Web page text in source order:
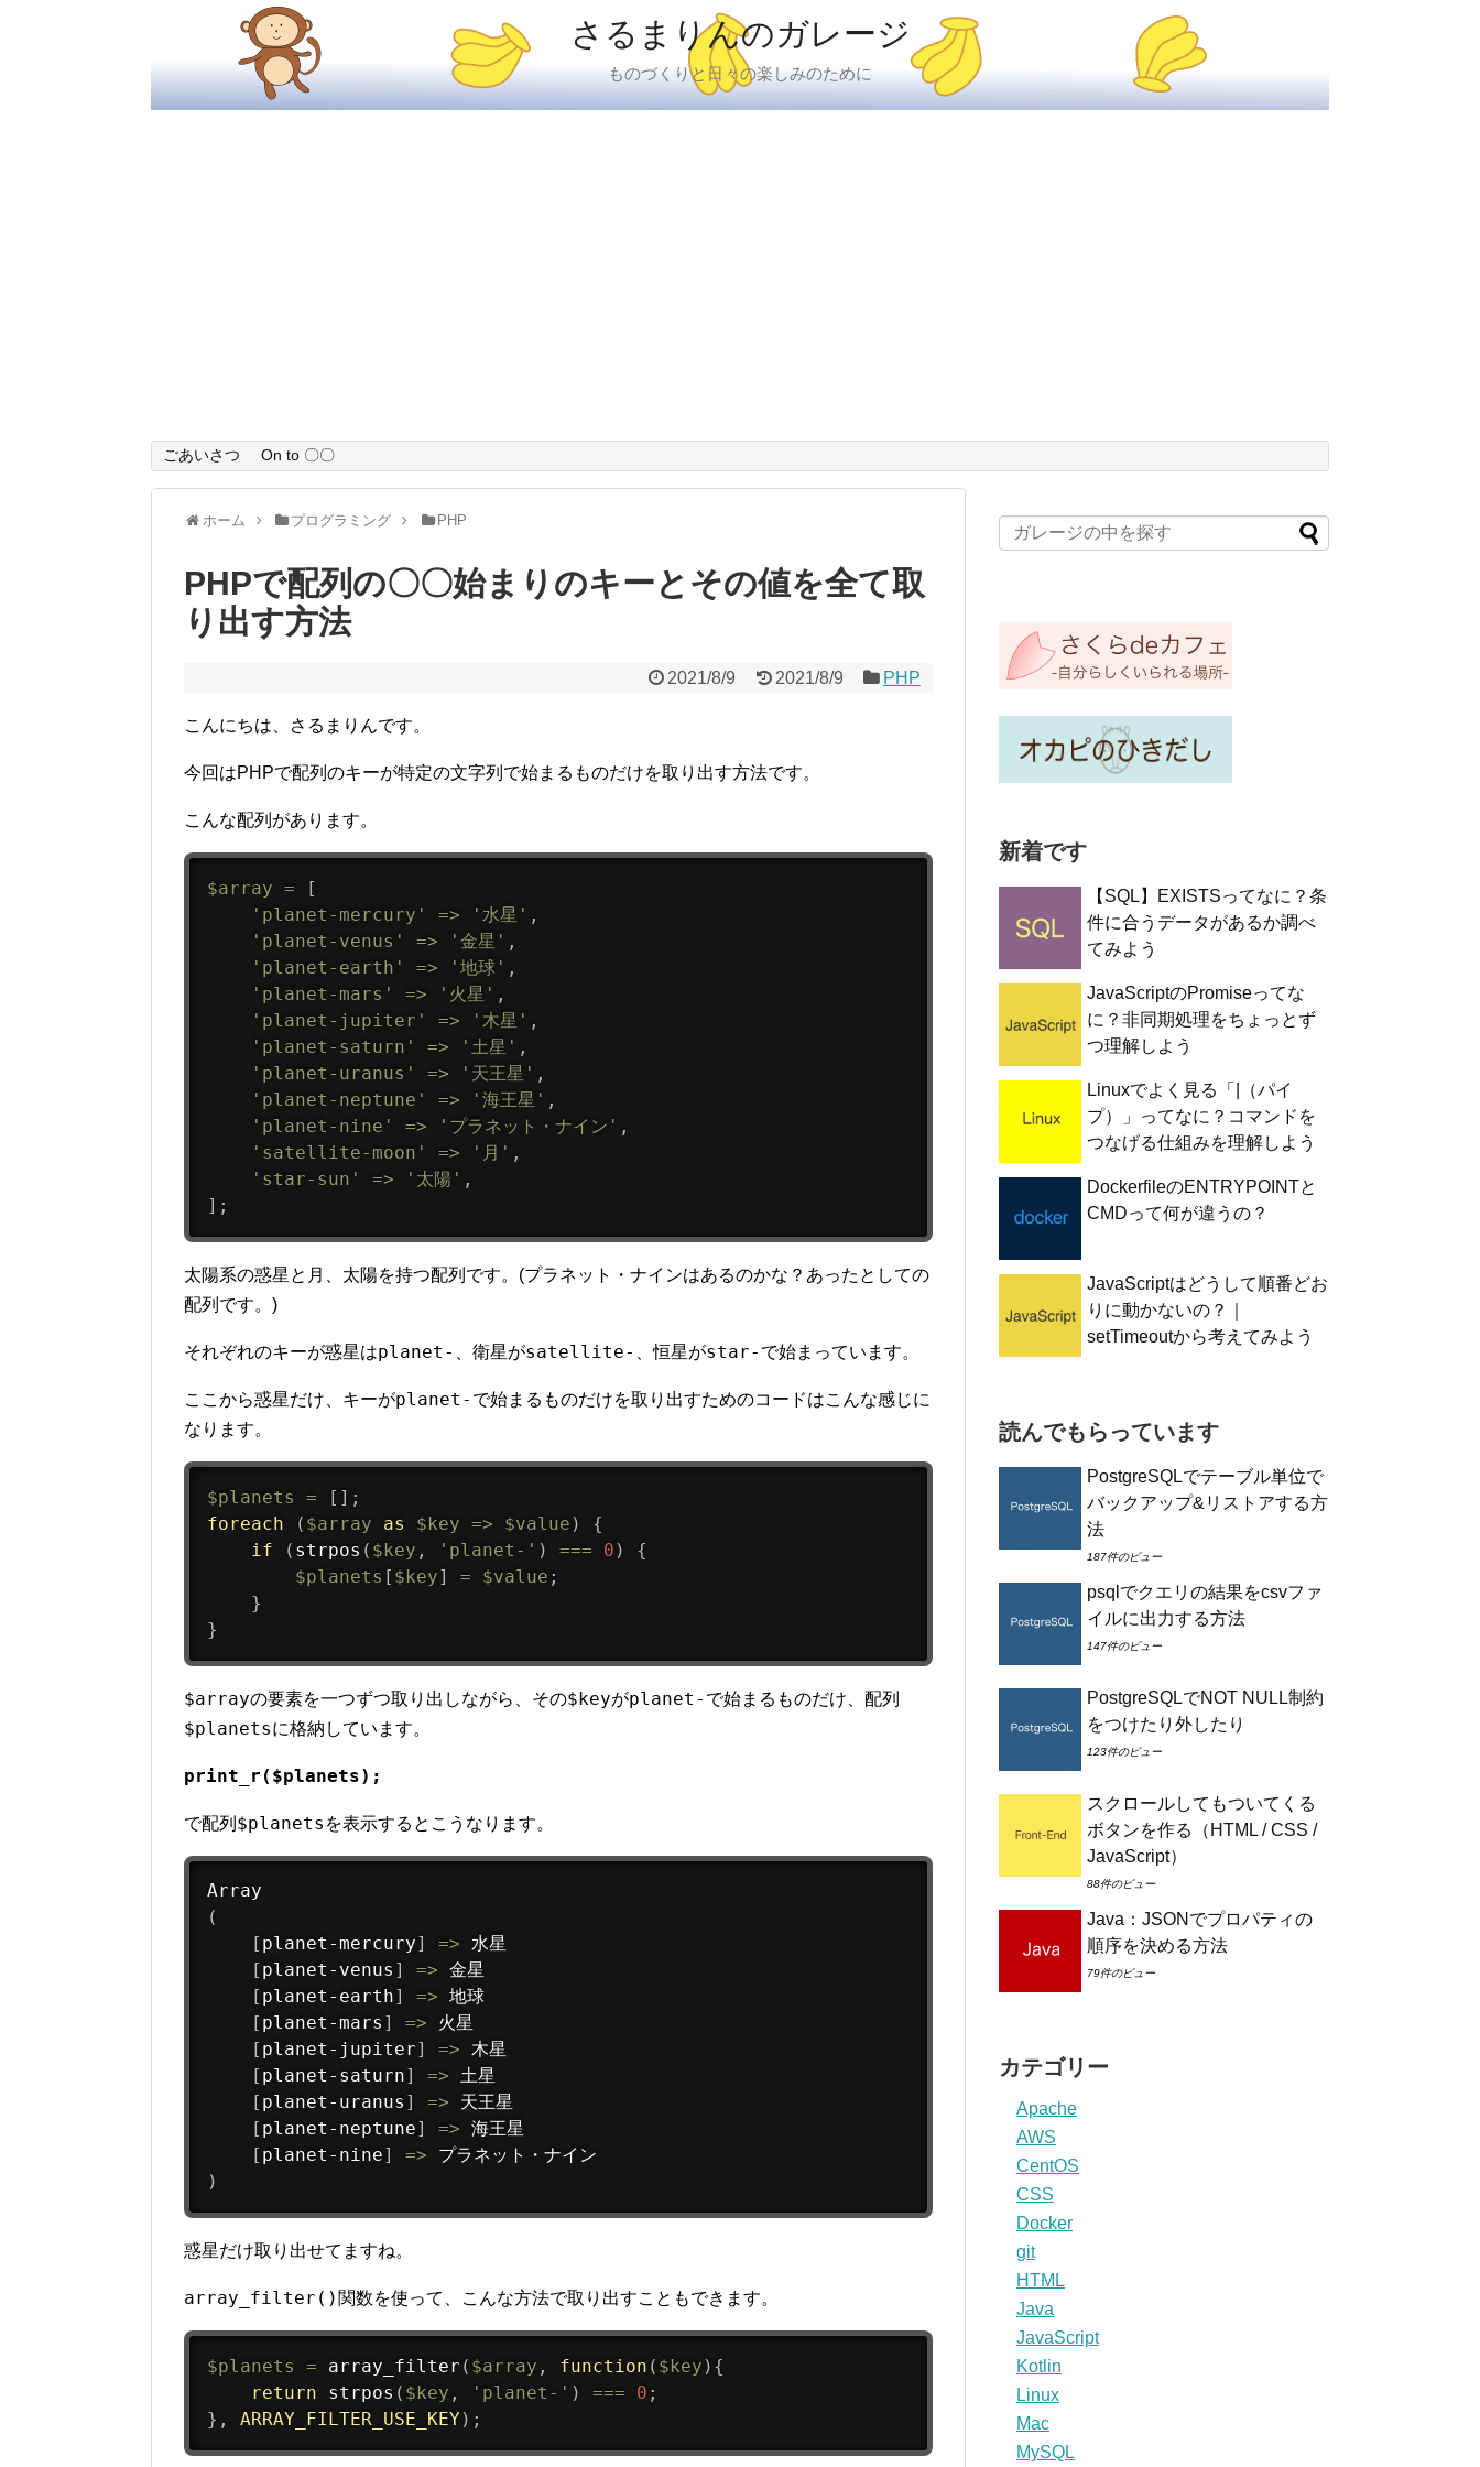
さるまりんのガレージ
ものづくりと日々の楽しみのために
ごあいさつ On to 〇〇
ホーム プログラミング PHP
PHPで配列の〇〇始まりのキーとその値を全て取
り出す方法
2021/8/9 2021/8/9 PHP
こんにちは、さるまりんです。
今回はPHPで配列のキーが特定の文字列で始まるものだけを取り出す方法です。
こんな配列があります。
$array =
[
'planet-mercury'
=> '水星' ,
'planet-venus'
=> '金星' ,
'planet-earth'
=> '地球' ,
'planet-mars'
=> '火星' ,
'planet-jupiter'
=> '木星' ,
'planet-saturn'
=> '土星' ,
'planet-uranus'
=> '天王星' ,
'planet-neptune'
=> '海王星' ,
'planet-nine'
=> 'プラネット・ナイン' ,
'satellite-moon'
=> '月' ,
'star-sun'
=> '太陽' ,
] ;
太陽系の惑星と月、太陽を持つ配列です。(プラネット・ナインはあるのかな？あったとしての
配列です。)
それぞれのキーが惑星はplanet- 、衛星がsatellite- 、恒星がstar- で始まっています。
ここから惑星だけ、キーがplanet- で始まるものだけを取り出すためのコードはこんな感じに
なります。
$planets = [ ] ;
foreach
( $array as $key => $value )
{
if
( strpos ( $key , 'planet-' ) === 0 )
{
$planets [ $key] = $value ;
}
}
$arrayの要素を一つずつ取り出しながら、その$keyがplanet- で始まるものだけ、配列
$planetsに格納しています。
print_r($planets);
で配列 $planets を表示するとこうなります。
(
[ planet-mercury] => 水星
[ planet-venus ] => 金星
[ planet-earth] => 地球
[ planet-mars ] => 火星
[ planet-jupiter] => 木星
[ planet-saturn] => 土星
[ planet-uranus ] => 天王星
[ planet-neptune] => 海王星
[ planet-nine] =>
)
惑星だけ取り出せてますね。
array_filter() 関数を使って、こんな方法で取り出すこともできます。
$planets = array_filter ( $array , function ( $key ) {
return
strpos ( $key , 'planet-' ) === 0 ;
} , ARRAY_FILTER_USE_KEY) ;
新着です
【SQL】EXISTSってなに？条
件に合うデータがあるか調べ
てみよう
JavaScriptのPromiseってな
に？非同期処理をちょっとず
つ理解しよう
Linuxでよく見る「|（パイ
プ）」ってなに？コマンドを
つなげる仕組みを理解しよう
DockerfileのENTRYPOINTと
CMDって何が違うの？
JavaScriptはどうして順番どお
りに動かないの？｜
setTimeoutから考えてみよう
読んでもらっています
PostgreSQLでテーブル単位で
バックアップ&リストアする方
法
187件のビュー
psqlでクエリの結果をcsvファ
イルに出力する方法
147件のビュー
PostgreSQLでNOT NULL制約
をつけたり外したり
123件のビュー
スクロールしてもついてくる
ボタンを作る（HTML / CSS /
JavaScript）
88件のビュー
Java：JSONでプロパティの
順序を決める方法
79件のビュー
カテゴリー
Apache
AWS
CentOS
CSS
Docker
git
HTML
Java
JavaScript
Kotlin
Linux
Mac
MySQL